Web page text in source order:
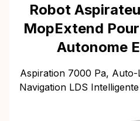
Robot
MopExtend
Autonome
Aspiration 7000 Pa, Auto-
Navigation LDS